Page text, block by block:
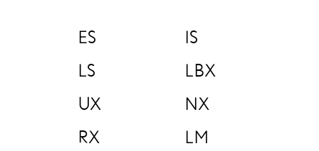
ES
IS
LS
LBX
UX
NX
RX
LM